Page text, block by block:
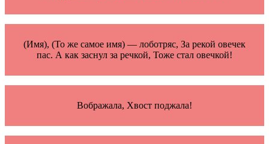
(Имя), (То же самое имя) — лоботряс, За рекой овечек
пас. А как заснул за речкой, Тоже стал овечкой!
Вображала, Хвост поджала!